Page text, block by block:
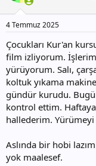
4 Temmuz 2025
Çocukları Kur'an
film izliyorum.
yürüyorum. Salı,
koltuk yıkama
gündür kurudu.
kontrol ettim.
hallederim.
Aslında bir hobi
yok maalesef.